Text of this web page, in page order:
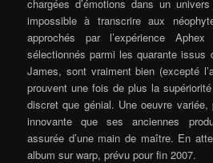
chargées d’émotions dans un
impossible à transcrire aux
approchés par l’expérience
sélectionnés parmi les quarante issus
James, sont vraiment bien (excepté
prouvent une fois de plus la
discret que génial. Une oeuvre
innovante que ses anciennes
assurée d’une main de maître. En
album sur warp, prévu pour fin 2007.